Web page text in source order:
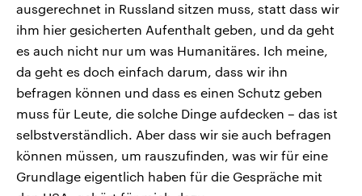
ausgerechnet in Russland sitzen muss, statt dass wir
ihm hier gesicherten Aufenthalt geben, und da geht
es auch nicht nur um was Humanitäres. Ich meine,
da geht es doch einfach darum, dass wir ihn
befragen können und dass es einen Schutz geben
muss für Leute, die solche Dinge aufdecken – das ist
selbstverständlich. Aber dass wir sie auch befragen
können müssen, um rauszufinden, was wir für eine
Grundlage eigentlich haben für die Gespräche mit